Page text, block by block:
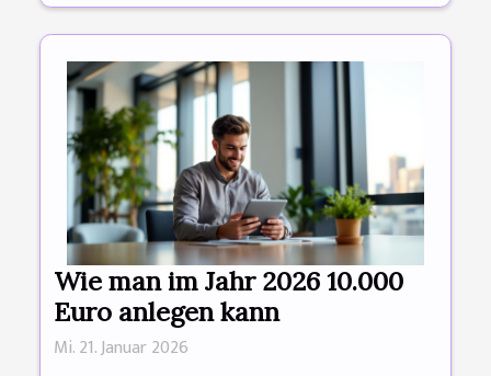
Wie man im Jahr 2026 10.000
Euro anlegen kann
Mi. 21. Januar 2026